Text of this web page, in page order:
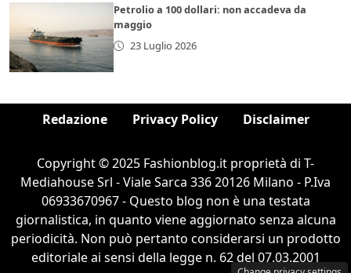
Petrolio a 100 dollari: non accadeva da
maggio
23 Luglio 2026
Redazione Privacy Policy Disclaimer
Copyright © 2025 Fashionblog.it proprietà di T-
Mediahouse Srl - Viale Sarca 336 20126 Milano - P.Iva
06933670967 - Questo blog non è una testata
giornalistica, in quanto viene aggiornato senza alcuna
periodicità. Non può pertanto considerarsi un prodotto
editoriale ai sensi della legge n. 62 del 07.03.2001